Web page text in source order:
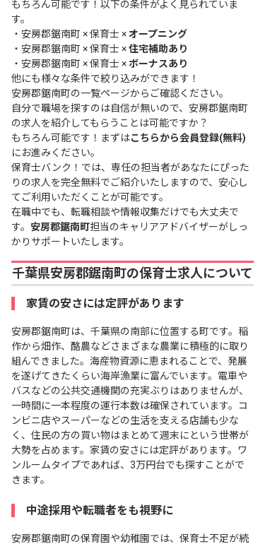
もちろん可能です！以下の条件がよく見られていま
す。
・ 安房郡鋸南町 × 保育士 ×オープニング
・ 安房郡鋸南町 × 保育士 ×住宅補助あり
・ 安房郡鋸南町 × 保育士 ×ボーナスあり
他にも様々な条件で絞り込みができます！
安房郡鋸南町の一覧ページからご確認ください。
自分で職場を探すのは自信が無いので、安房郡鋸南町
の求人を紹介してもらうことは可能ですか？
もちろん可能です！まずはこちらから会員登録(無料)
にお進みください。
保育士バンク！では、専任の担当者があなたにぴった
りの求人を完全無料でご紹介いたしますので、安心し
てご利用いただくことが可能です。
在職中でも、転職相談や情報収集だけでも大丈夫で
す。 安房郡鋸南町担当のキャリアアドバイザーがしっ
かりサポートいたします。
千葉県安房郡鋸南町の保育士求人について
家賃の安さには定評があります
安房郡鋸南町は、千葉県の南部に位置する町です。稲
作から畑作、酪農などさまざまな農業に積極的に取り
組んできました。海産物資源に恵まれることで、発展
を遂げてきたくらい海岸漁業に富んでいます。電車や
バスなどの公共交通機関の充実ぶりはありませんが、
一時間に一本程度の運行本数は確保されています。コ
ンビニ店やスーパーなどの生活を支える店舗も少な
く、住民の方の買い物はまとめて週末にという世帯が
大勢を占めます。家賃の安さには定評があります。ワ
ンルームタイプであれば、3万円台でも探すことがで
きます。
中途採用や転職者をも視野に
安房郡鋸南町の保育園や幼稚園では、保育士不足が続